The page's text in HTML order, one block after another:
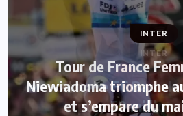
INTER
Tour de France
Niewiadoma triomphe
et s’empare du
INTER
Mercato : Le FC
pour 50 millions